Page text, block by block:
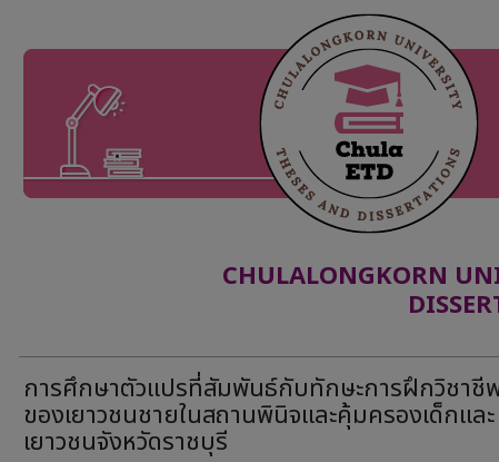
CHULALONGKORN
การศึกษาตัวแปรที่สัมพันธ์กับทักษะการฝึกวิชาชี
ของเยาวชนชายในสถานพินิจและคุ้มครองเด็กและ
เยาวชนจังหวัดราชบุรี